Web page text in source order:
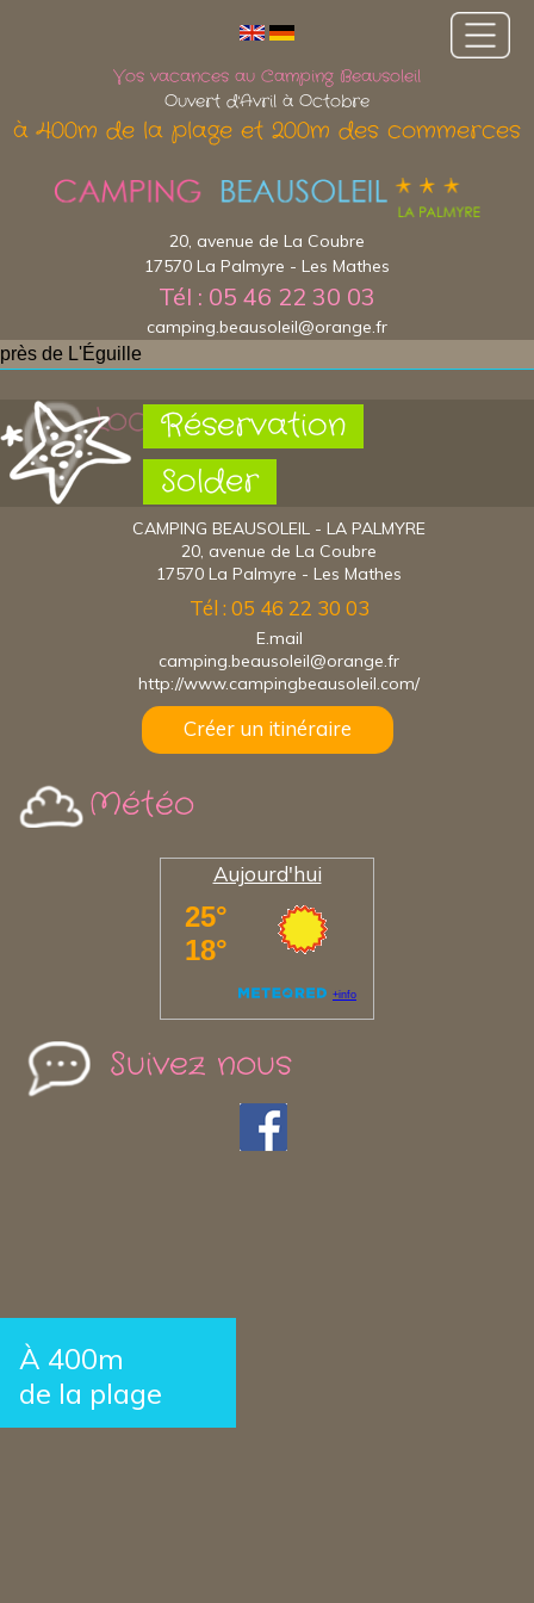
Réservation
Solder
Vos vacances au Camping Beausoleil
Ouvert d'Avril à Octobre
à 400m de la plage et 200m des commerces
20, avenue de La Coubre
17570 La Palmyre - Les Mathes
Tél : 05 46 22 30 03
camping.beausoleil@orange.fr
près de L'Éguille
Localisation
CAMPING BEAUSOLEIL - LA PALMYRE
20, avenue de La Coubre
17570 La Palmyre - Les Mathes
Tél : 05 46 22 30 03
E.mail
camping.beausoleil@orange.fr
http://www.campingbeausoleil.com/
Créer un itinéraire
Météo
Aujourd'hui
Suivez nous
À 400m
de la plage